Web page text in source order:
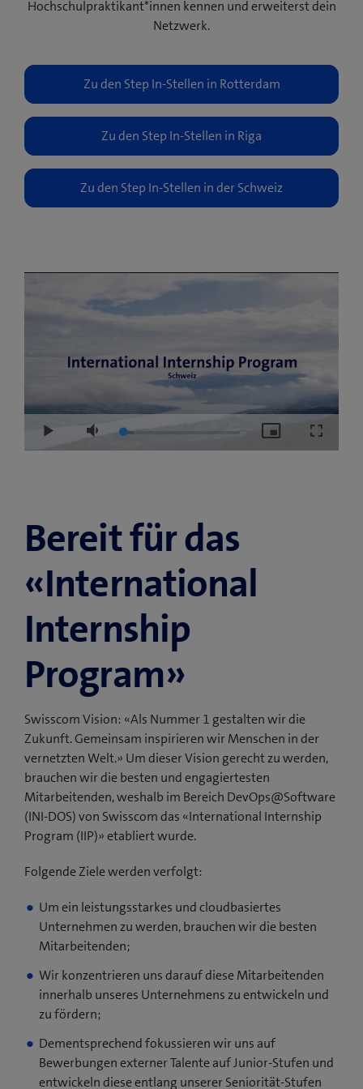
Hochschulpraktikant*innen kennen und erweiterst dein
Netzwerk.
Play Mute Loaded
9.30%
Picture-
in-
Bereit für das
«Inter­national
Internship
Pro­gram»
Swisscom Vision: «Als Nummer 1 gestalten wir die
Zukunft. Gemeinsam inspirieren wir Menschen in der
vernetzten Welt.» Um dieser Vision gerecht zu werden,
brauchen wir die besten und engagiertesten
Mitarbeitenden, weshalb im Bereich DevOps@Software
(INI-DOS) von Swisscom das «Inter­national In­tern­ship
Program (IIP)» etabliert wurde.
Folgende Ziele werden verfolgt:
Um ein leistungsstarkes und cloudbasiertes
Unternehmen zu werden, brauchen wir die besten
Mitarbeitenden;
Wir konzentrieren uns darauf diese Mitarbeitenden
innerhalb unseres Unternehmens zu entwickeln und
zu fördern;
Dementsprechend fokussieren wir uns auf
Bewerbungen externer Talente auf Junior-Stufen und
entwickeln diese entlang unserer Seniorität-Stufen